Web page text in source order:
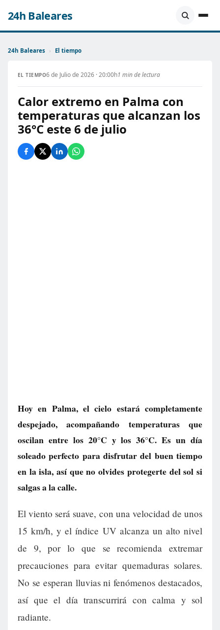
24h Baleares
24h Baleares › El tiempo
EL TIEMPO6 de Julio de 2026 · 20:00h1 min de lectura
Calor extremo en Palma con
temperaturas que alcanzan los
36°C este 6 de julio
Hoy en Palma, el cielo estará completamente
despejado, acompañando temperaturas que
oscilan entre los 20°C y los 36°C. Es un día
soleado perfecto para disfrutar del buen tiempo
en la isla, así que no olvides protegerte del sol si
salgas a la calle.
El viento será suave, con una velocidad de unos
15 km/h, y el índice UV alcanza un alto nivel
de 9, por lo que se recomienda extremar
precauciones para evitar quemaduras solares.
No se esperan lluvias ni fenómenos destacados,
así que el día transcurrirá con calma y sol
radiante.